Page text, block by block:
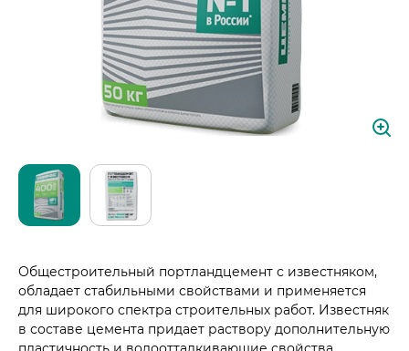
Общестроительный портландцемент с известняком,
обладает стабильными свойствами и применяется
для широкого спектра строительных работ. Известняк
в составе цемента придает раствору дополнительную
Пресса о нас